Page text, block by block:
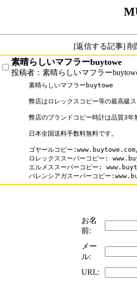
[返信する記事]
素晴らしいマフラーbuytowe
投稿者：素晴らしいマフラー
素晴らしいマフラーbuytowe
弊店はロレックスコピー等の最高級
弊店のブランドコピー時計は品質3年
日本全国送料手数料無料です。
ゴヤールコピー
ロレックススーパーコピー:
エルメススーパーコピー:
バレンシアガスーパーコピー
お名
前:
メー
ル:
URL: